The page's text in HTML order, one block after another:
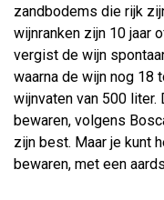
zandbodems die rijk
wijnranken zijn 10 jaar
vergist de wijn
waarna de wijn nog 18
wijnvaten van 500
bewaren, volgens
zijn best. Maar je kunt
bewaren, met een